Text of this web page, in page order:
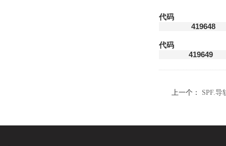
代码
419648
代码
419649
上一个： SPF.导